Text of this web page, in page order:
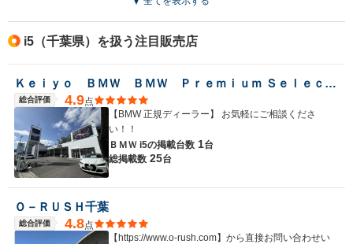
i5（千葉県）を扱う注目販売店
Ｋｅｉｙｏ ＢＭＷ ＢＭＷ Ｐｒｅｍｉｕｍ Ｓｅｌｅｃｔｉｏｎ 成田／（株）モトーレンレピオ
総合評価 4.9点
【BMW 正規ディーラー】 お気軽にご相談くださ
い！！
ＢＭＷ i5の掲載台数 1台
総掲載数 25台
Ｏ－ＲＵＳＨ千葉
総合評価 4.8点
【https://www.o-rush.com】から直接お問い合わせい